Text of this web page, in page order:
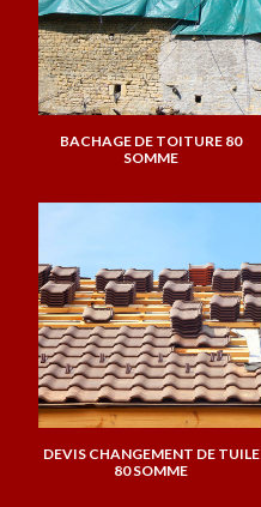
BACHAGE DE TOITURE 80
SOMME
DEVIS CHANGEMENT DE TUILE
80 SOMME